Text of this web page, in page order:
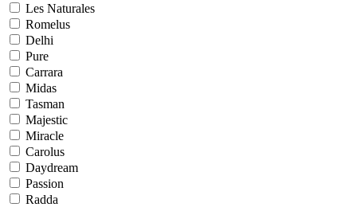
Les Naturales
Romelus
Delhi
Pure
Carrara
Midas
Tasman
Majestic
Miracle
Carolus
Daydream
Passion
Radda